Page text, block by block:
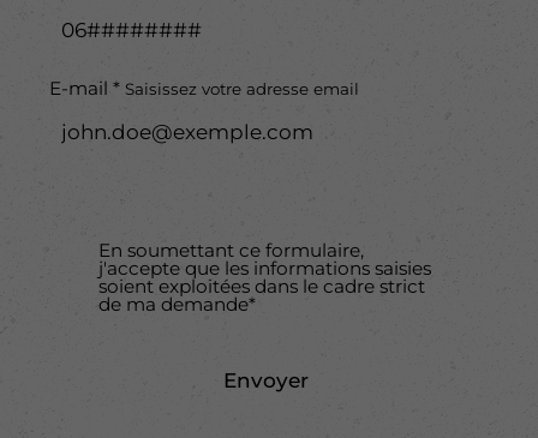
E-mail * Saisissez votre adresse email
En soumettant ce formulaire,
j'accepte que les informations saisies
soient exploitées dans le cadre strict
de ma demande*
Envoyer